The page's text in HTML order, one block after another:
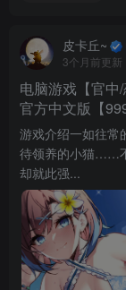
皮卡丘~
3个月前更新
电脑游戏【官中
官方中文版【
游戏介绍一如往常
待领养的小猫……
却就此强...